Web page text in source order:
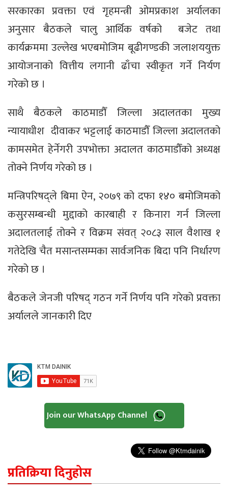
सरकारका प्रवक्ता एवं गृहमन्त्री ओमप्रकाश अर्यालका
अनुसार बैठकले चालु आर्थिक वर्षको बजेट तथा
कार्यक्रममा उल्लेख भएबमोजिम बूढीगण्डकी जलाशययुक्त
आयोजनाको वित्तीय लगानी ढाँचा स्वीकृत गर्ने निर्यण
गरेको छ ।
साथै बैठकले काठमाडौँ जिल्ला अदालतका मुख्य
न्यायाधीश दीवाकर भट्टलाई काठमाडौँ जिल्ला अदालतको
कामसमेत हेर्नेगरी उपभोक्ता अदालत काठमाडौँको अध्यक्ष
तोक्ने निर्णय गरेको छ ।
मन्त्रिपरिषद्ले बिमा ऐन, २०७९ को दफा १४० बमोजिमको
कसुरसम्बन्धी मुद्दाको कारबाही र किनारा गर्न जिल्ला
अदालतलाई तोक्ने र विक्रम संवत् २०८३ साल वैशाख १
गतेदेखि चैत मसान्तसम्मका सार्वजनिक बिदा पनि निर्धारण
गरेको छ ।
बैठकले जेनजी परिषद् गठन गर्ने निर्णय पनि गरेको प्रवक्ता
अर्यालले जानकारी दिए
Join our WhatsApp Channel
प्रतिक्रिया दिनुहोस